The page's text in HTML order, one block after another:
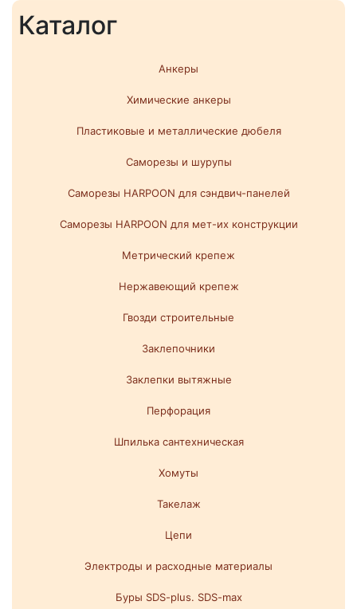
Каталог
Анкеры
Химические анкеры
Пластиковые и металлические дюбеля
Саморезы и шурупы
Саморезы HARPOON для сэндвич-панелей
Саморезы HARPOON для мет-их конструкции
Метрический крепеж
Нержавеющий крепеж
Гвозди строительные
Заклепочники
Заклепки вытяжные
Перфорация
Шпилька сантехническая
Хомуты
Такелаж
Цепи
Электроды и расходные материалы
Буры SDS-plus. SDS-max